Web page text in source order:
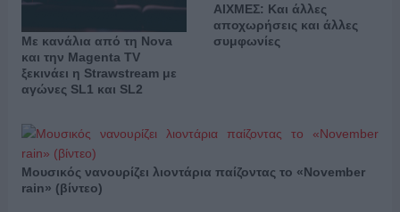
Με κανάλια από τη Nova
και την Magenta TV
ξεκινάει η Strawstream με
αγώνες SL1 και SL2
ΑΙΧΜΕΣ: Και άλλες
αποχωρήσεις και άλλες
συμφωνίες
Μουσικός νανουρίζει λιοντάρια παίζοντας το «November
rain» (βίντεο)